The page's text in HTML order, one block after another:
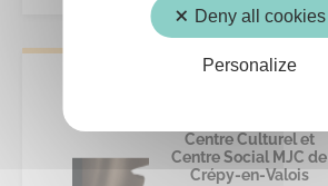
Centre Culturel et
Centre Social MJC de
Crépy-en-Valois
Deny all cookies
Personalize